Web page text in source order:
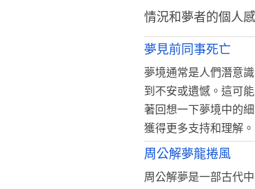
情況和夢者的個人
夢見前同事死亡
夢境通常是人們潛意
到不安或遺憾。這可
著回想一下夢境中的
獲得更多支持和理解。
周公解夢龍捲風
周公解夢是一部古代